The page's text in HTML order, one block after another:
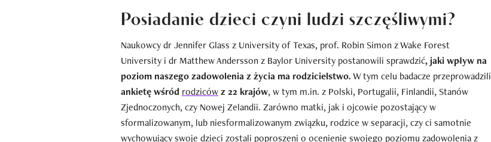
Posiadanie dzieci czyni ludzi szczęśliwymi?
Naukowcy dr Jennifer Glass z University of Texas, prof. Robin Simon z Wake Forest
University i dr Matthew Andersson z Baylor University postanowili sprawdzić, jaki wpływ na
poziom naszego zadowolenia z życia ma rodzicielstwo.W tym celu badacze przeprowadzili
ankietę wśród rodzicówz 22 krajów, w tym m.in. z Polski, Portugalii, Finlandii, Stanów
Zjednoczonych, czy Nowej Zelandii. Zarówno matki, jak i ojcowie pozostający w
sformalizowanym, lub niesformalizowanym związku, rodzice w separacji, czy ci samotnie
wychowujący swoje dzieci zostali poproszeni o ocenienie swojego poziomu zadowolenia z